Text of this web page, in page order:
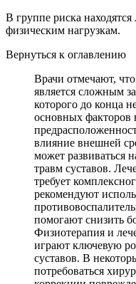
В группе риска
физическим нагрузкам.
Вернуться к оглавлению
Врачи отмечают,
является сложным
которого до конца
основных факторов
влияние внешней
может развиваться
травм суставов.
требует
рекомендуют
помогают снизить
Физиотерапия и
играют ключевую
суставов. В
потребоваться